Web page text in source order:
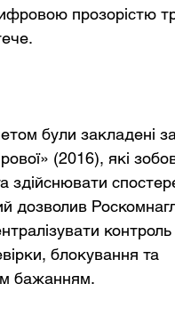
прозорістю
були закладені
(2016), які
здійснювати
дозволив
блокування та
бажанням.